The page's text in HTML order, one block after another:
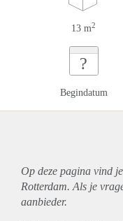
13 m2
?
Begindatum
Op deze pagina vind
Rotterdam. Als je
aanbieder.